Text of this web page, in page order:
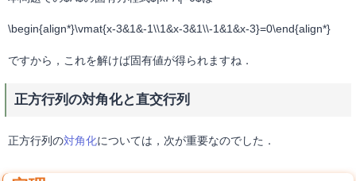
\begin{align*}\vmat{x-3&1&-1\\1&x-3&1\\-1&1&x-3}=0\end{align*}
ですから，これを解けば固有値が得られますね．
正方行列の対角化と直交行列
正方行列の対角化については，次が重要なのでした．